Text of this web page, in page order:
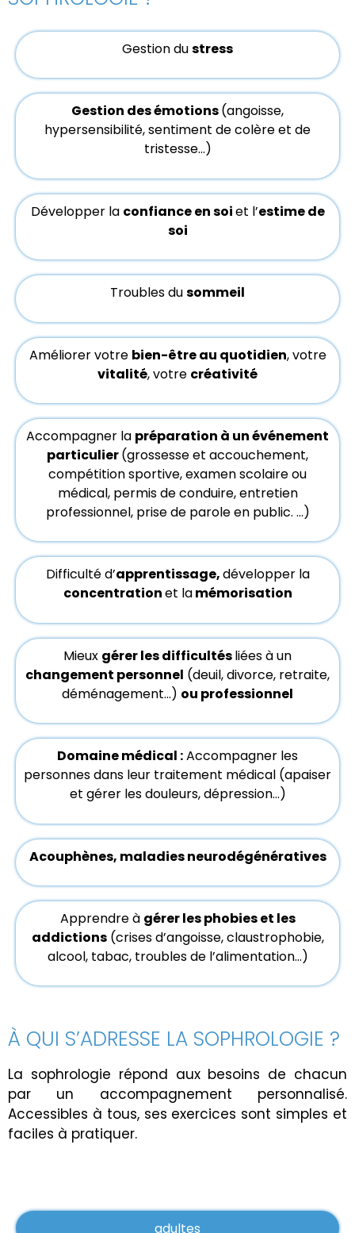
Gestion dustress
Gestion des émotions(angoisse,
hypersensibilité, sentiment de colère et de
tristesse…)
Développer la confiance en soiet l’estime de
soi
Troubles dusommeil
Améliorer votre bien-être au quotidien, votre
vitalité, votre créativité
Accompagner la préparation à un événement
particulier(grossesse et accouchement,
compétition sportive, examen scolaire ou
médical, permis de conduire, entretien
professionnel, prise de parole en public. …)
Difficulté d’apprentissage,développer la
concentrationet lamémorisation
Mieux gérer les difficultésliées à un
changement personnel (deuil, divorce, retraite,
déménagement…) ou professionnel
Domaine médical :Accompagner les
personnes dans leur traitement médical (apaiser
et gérer les douleurs, dépression…)
Acouphènes, maladies neurodégénératives
Apprendre à gérer les phobies et les
addictions(crises d’angoisse, claustrophobie,
alcool, tabac, troubles de l’alimentation…)
À QUI S’ADRESSE LA SOPHROLOGIE ?
La sophrologie répond aux besoins de chacun
par un accompagnement personnalisé.
Accessibles à tous, ses exercices sont simples et
faciles à pratiquer.
adultes